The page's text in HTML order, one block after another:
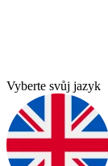
Vyberte svůj jazyk